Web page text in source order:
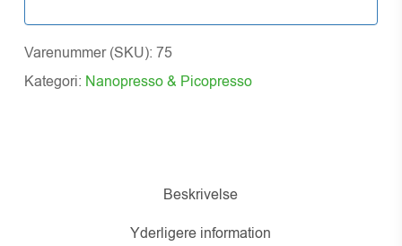
Varenummer (SKU): 75
Kategori: Nanopresso & Picopresso
Beskrivelse
Yderligere information